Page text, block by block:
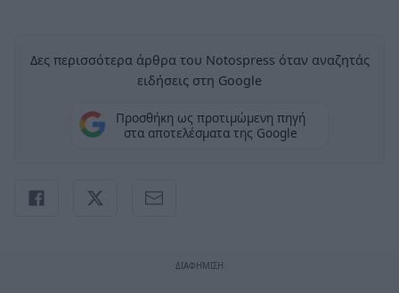
Δες περισσότερα άρθρα του Notospress όταν αναζητάς
ειδήσεις στη Google
Προσθήκη ως προτιμώμενη πηγή
στα αποτελέσματα της Google